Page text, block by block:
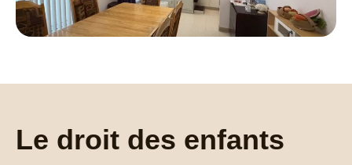
Le droit des enfants